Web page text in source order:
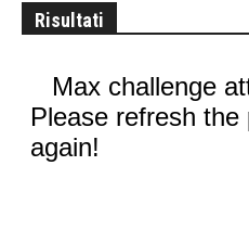
Risultati